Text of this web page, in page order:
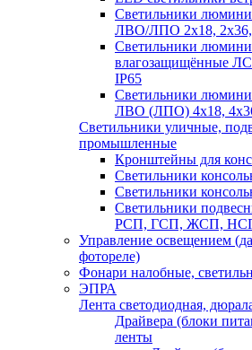
Светильники
ЛВО/ЛПО 2х18, 2х36,
Светильники
влагозащищённые
IP65
Светильники
ЛВО (ЛПО) 4х18,
Светильники уличные,
промышленные
Кронштейны для
Светильники
Светильники
Светильники
РСП, ГСП, ЖСП,
Управление освещением
фотореле)
Фонари налобные,
ЭПРА
Лента светодиодная,
Драйвера (блоки
ленты